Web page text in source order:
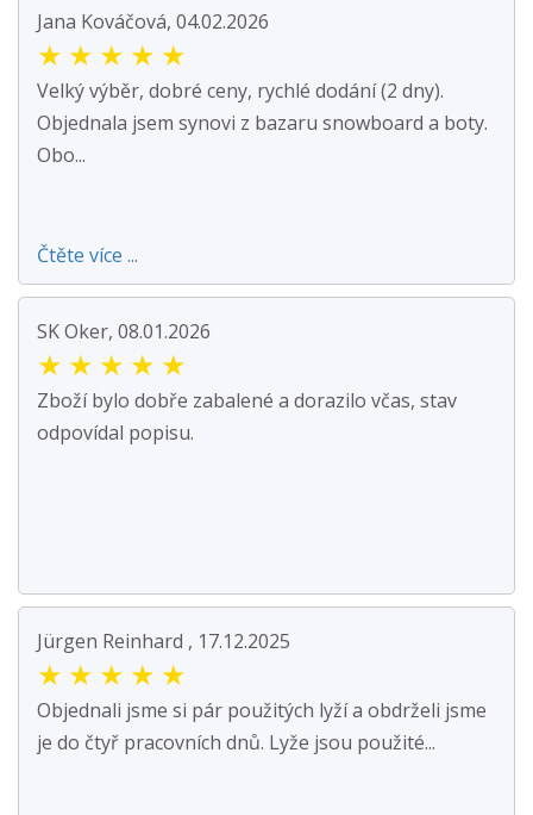
Jana Kováčová, 04.02.2026
★ ★ ★ ★ ★
Velký výběr, dobré ceny, rychlé dodání (2 dny).
Objednala jsem synovi z bazaru snowboard a boty.
Obo...
Čtěte více ...
SK Oker, 08.01.2026
★ ★ ★ ★ ★
Zboží bylo dobře zabalené a dorazilo včas, stav
odpovídal popisu.
Jürgen Reinhard , 17.12.2025
★ ★ ★ ★ ★
Objednali jsme si pár použitých lyží a obdrželi jsme
je do čtyř pracovních dnů. Lyže jsou použité...